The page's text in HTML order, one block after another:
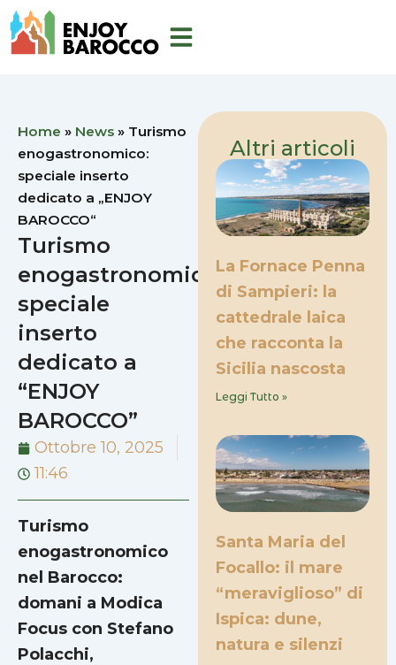
Vai
al
Home » News » Turismo
enogastronomico:
speciale inserto
dedicato a „ENJOY
BAROCCO“
Turismo
enogastronomico:
speciale
inserto
dedicato a
“ENJOY
BAROCCO”
Ottobre 10, 2025
11:46
Turismo
enogastronomico
nel Barocco:
domani a Modica
Focus con Stefano
Polacchi,
Altri articoli
La Fornace Penna
di Sampieri: la
cattedrale laica
che racconta la
Sicilia nascosta
Leggi Tutto »
Santa Maria del
Focallo: il mare
“meraviglioso” di
Ispica: dune,
natura e silenzi